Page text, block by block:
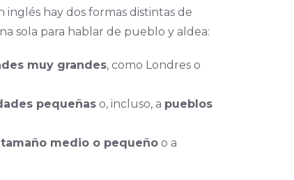
hay dos formas distintas de
sola para hablar de pueblo y aldea:
muy grandes, como Londres o
pequeñaso, incluso, a pueblos
tamaño medio o pequeñoo a